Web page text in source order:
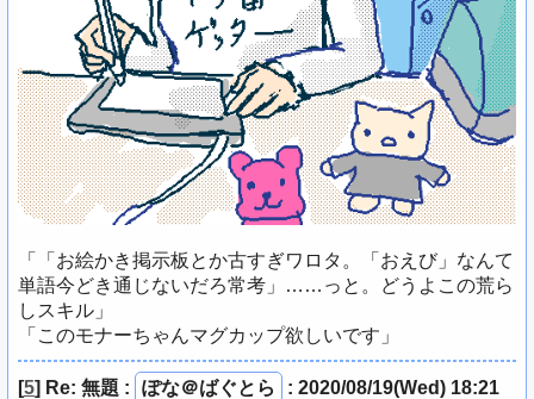
「「お絵かき掲示板とか古すぎワロタ。「おえび」なんて
単語今どき通じないだろ常考」……っと。どうよこの荒ら
しスキル」
「このモナーちゃんマグカップ欲しいです」
[5] Re: 無題 : ぽな＠ばぐとら
: 2020/08/19(Wed) 18:21